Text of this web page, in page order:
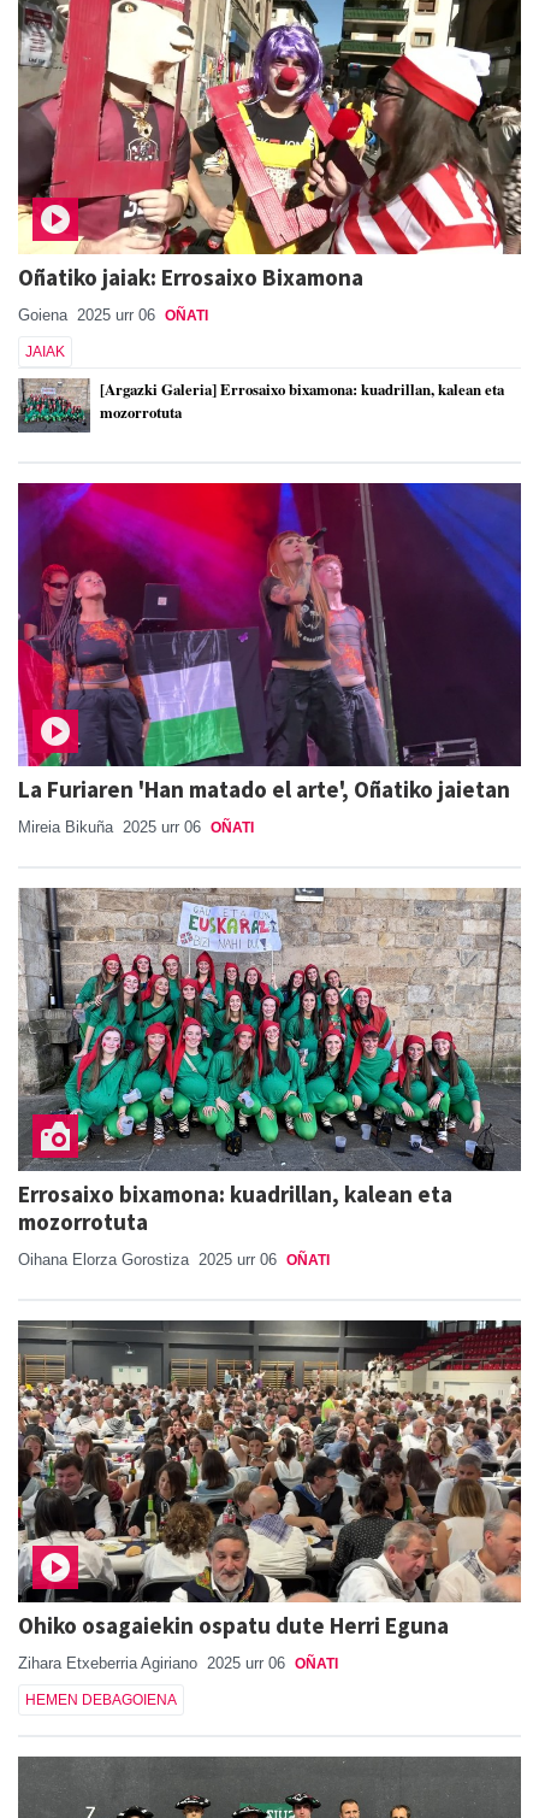
Oñatiko jaiak: Errosaixo Bixamona
Goiena 2025 urr 06 OÑATI
JAIAK
[Argazki Galeria] Errosaixo bixamona: kuadrillan, kalean eta
mozorrotuta
La Furiaren 'Han matado el arte', Oñatiko jaietan
Mireia Bikuña 2025 urr 06 OÑATI
Errosaixo bixamona: kuadrillan, kalean eta
mozorrotuta
Oihana Elorza Gorostiza 2025 urr 06 OÑATI
Ohiko osagaiekin ospatu dute Herri Eguna
Zihara Etxeberria Agiriano 2025 urr 06 OÑATI
HEMEN DEBAGOIENA